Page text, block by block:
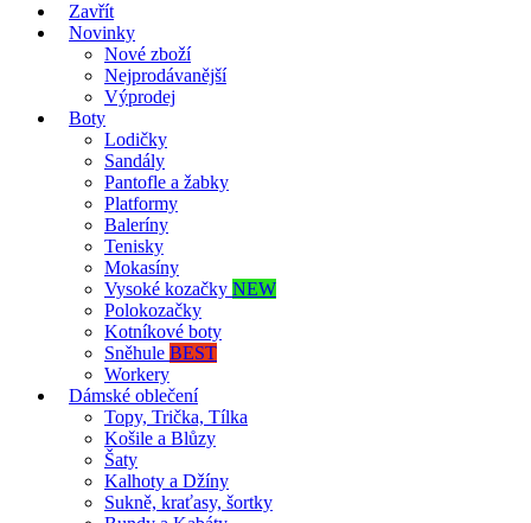
Zavřít
Novinky
Nové zboží
Nejprodávanější
Výprodej
Boty
Lodičky
Sandály
Pantofle a žabky
Platformy
Baleríny
Tenisky
Mokasíny
Vysoké kozačky NEW
Polokozačky
Kotníkové boty
Sněhule BEST
Workery
Dámské oblečení
Topy, Trička, Tílka
Košile a Blůzy
Šaty
Kalhoty a Džíny
Sukně, kraťasy, šortky